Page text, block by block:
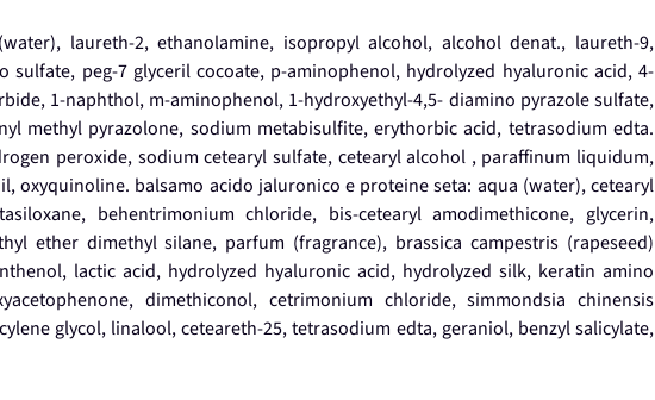
laureth-2, ethanolamine, isopropyl alcohol, alcohol denat., laureth-9,
sulfate, peg-7 glyceril cocoate, p-aminophenol, hydrolyzed hyaluronic acid, 4-
1-naphthol, m-aminophenol, 1-hydroxyethyl-4,5- diamino pyrazole sulfate,
methyl pyrazolone, sodium metabisulfite, erythorbic acid, tetrasodium edta.
peroxide, sodium cetearyl sulfate, cetearyl alcohol , paraffinum liquidum,
oxyquinoline. balsamo acido jaluronico e proteine seta: aqua (water), cetearyl
behentrimonium chloride, bis-cetearyl amodimethicone, glycerin,
ether dimethyl silane, parfum (fragrance), brassica campestris (rapeseed)
lactic acid, hydrolyzed hyaluronic acid, hydrolyzed silk, keratin amino
dimethiconol, cetrimonium chloride, simmondsia chinensis
glycol, linalool, ceteareth-25, tetrasodium edta, geraniol, benzyl salicylate,